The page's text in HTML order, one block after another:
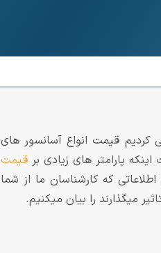
قیمت انواع آسانسور های
قیمت
که کارشناسان ما از شما
میگذارند را بیان میکنیم.